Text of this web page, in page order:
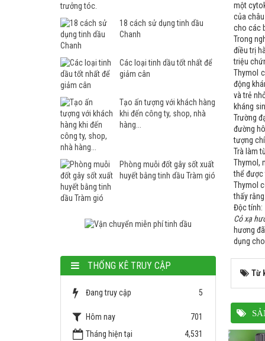
một
của
cho các
Trong
điều trị
triệu
Thymol
động
và trẻ
kháng
Trường
đường
tượng
Trà làm
Thymol,
thể được
Thymol
thấy
Độc tính:
Cỏ xạ
hương
dụng
Từ
1.700.000 VNĐ
18 cách sử dụng tinh dầu
Chanh
Các loại tinh dầu tốt nhất để
giảm cân
Tạo ấn tượng với khách hàng
khi đến công ty, shop, nhà
hàng...
Phòng muỗi đốt gây sốt xuất
huyết bằng tinh dầu Tràm gió
THỐNG KÊ TRUY CẬP
Đang truy cập 5
Hôm nay
701
Tháng hiện tại
4,531